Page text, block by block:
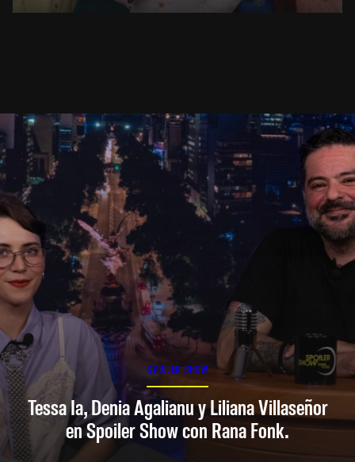
SPOILER SHOW
Tessa Ia, Denia Agalianu y Liliana Villaseñor
en Spoiler Show con Rana Fonk.